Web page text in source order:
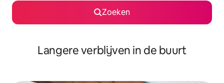
Zoeken
Langere verblijven in de buurt